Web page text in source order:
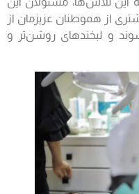
از هموطنان عزیزمان از
و لبخندهای روشن‌تر و